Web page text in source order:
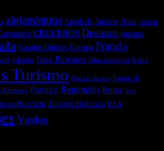
alojamientos Andalucía Andorra Asia Austria
CRUCEROS Destinos emirates
Estados Unidos Europa Francia
Islandia Islas Baleares Islas canarias Italia
Turismo Ofertas Vuelos Parque de
Animales Portugal Reportajes Rutas Sur
en Bicicleta Turismo Histórico USA
Vuelos